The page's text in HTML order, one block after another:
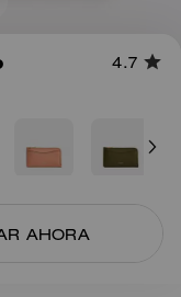
4.7
AHORA